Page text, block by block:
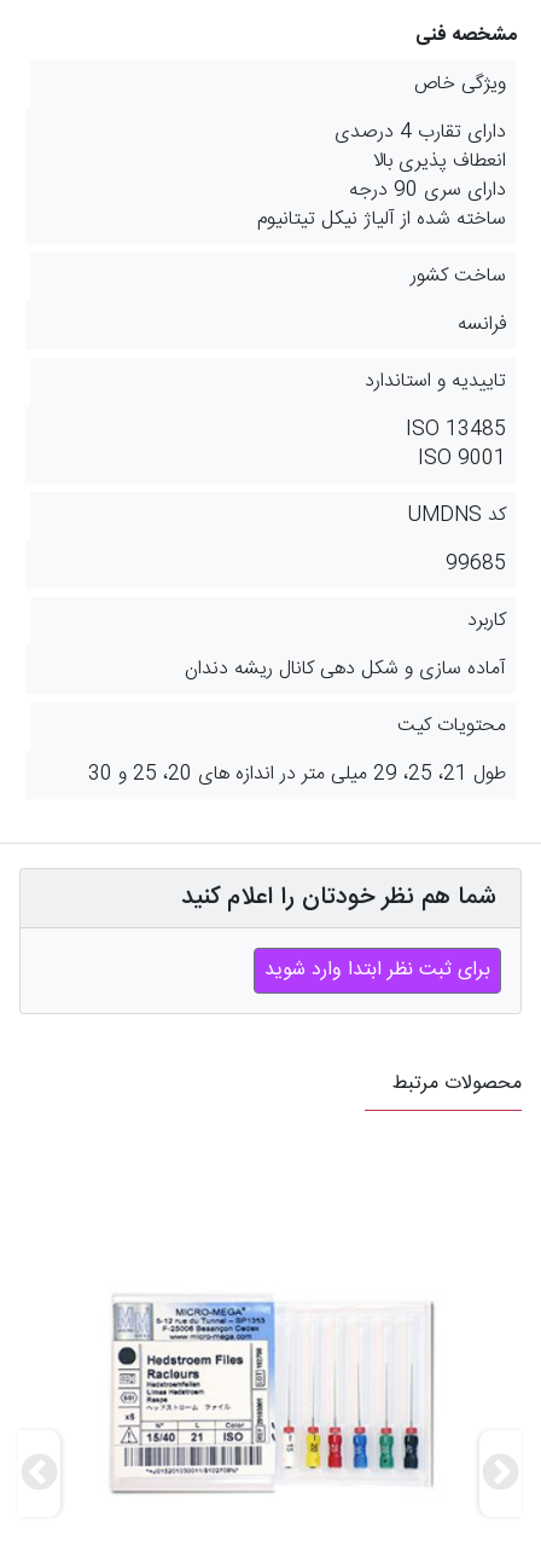
مشخصه فنی
ویژگی خاص
دارای تقارب 4 درصدی
انعطاف‌ پذیری بالا
دارای سری 90 درجه
ساخته شده از آلیاژ نیکل تیتانیوم
ساخت کشور
فرانسه
تاییدیه و استاندارد
ISO 13485
ISO 9001
کد UMDNS
99685
کاربرد
آماده سازی و شکل دهی کانال ریشه دندان
محتویات کیت
طول 21، 25، 29 میلی‌ متر در اندازه‌ های 20، 25 و 30
شما هم نظر خودتان را اعلام کنید
برای ثبت نظر ابتدا وارد شوید
محصولات مرتبط